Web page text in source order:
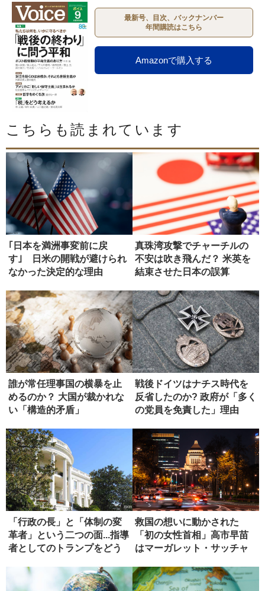
最新号、目次、バックナンバー
年間購読はこちら
Amazonで購入する
こちらも読まれています
｢日本を満洲事変前に戻
す｣ 日米の開戦が避けられ
なかった決定的な理由
真珠湾攻撃でチャーチルの
不安は吹き飛んだ？ 米英を
結束させた日本の誤算
誰が常任理事国の横暴を止
めるのか？ 大国が裁かれな
い「構造的矛盾」
戦後ドイツはナチス時代を
反省したのか? 政府が「多く
の党員を免責した」理由
「行政の長」と「体制の変
革者」という二つの面...指導
者としてのトランプをどう
救国の想いに動かされた
「初の女性首相」高市早苗
はマーガレット・サッチャ